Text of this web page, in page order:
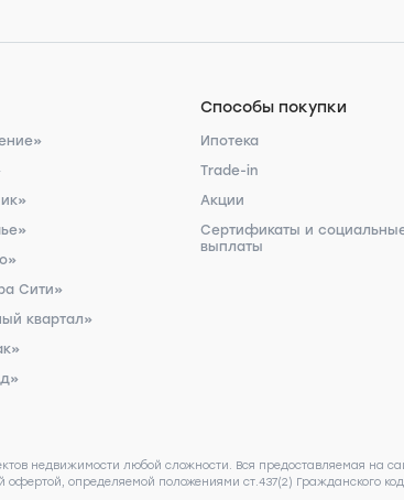
Сити»
квартал»
Способы покупки
Ипотека
Trade-in
Акции
Сертификаты и
выплаты
недвижимости любой сложности. Вся предоставляемая на
определяемой положениями ст.437(2) Гражданского